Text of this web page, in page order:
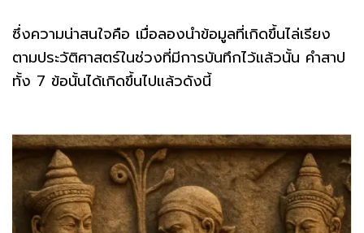
ซึ่งความน่าสนใจคือ เมื่อลองนำข้อมูลที่เกิดขึ้นไล่เรียง
ตามประวัติศาสตร์ในช่วงที่มีการบันทึกไว้แล้วนั้น คำสาป
ทั้ง 7 ข้อนั้นได้เกิดขึ้นไปแล้วดังนี้